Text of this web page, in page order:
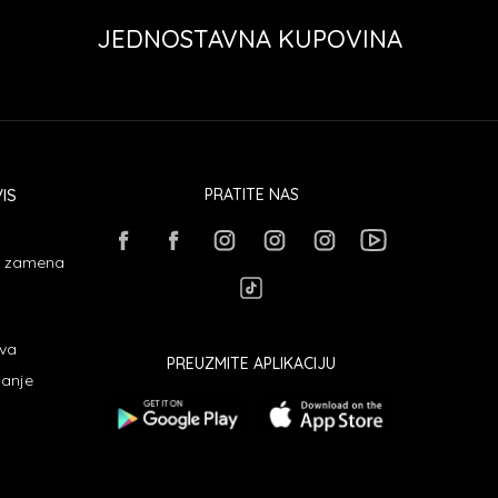
JEDNOSTAVNA KUPOVINA
zamena
PRATITE NAS
PREUZMITE APLIKACIJU